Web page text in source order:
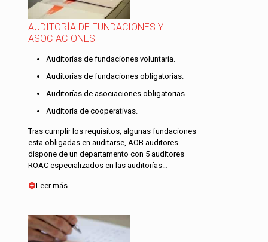
AUDITORÍA DE FUNDACIONES Y
ASOCIACIONES
Auditorías de fundaciones voluntaria.
Auditorías de fundaciones obligatorias.
Auditorías de asociaciones obligatorias.
Auditoría de cooperativas.
Tras cumplir los requisitos, algunas fundaciones
esta obligadas en auditarse, AOB auditores
dispone de un departamento con 5 auditores
ROAC especializados en las auditorías…
Leer más